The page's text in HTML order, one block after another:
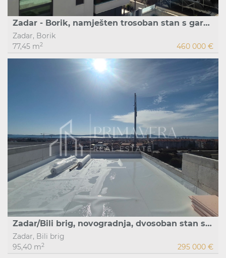
Zadar - Borik, namješten trosoban stan s garažom i pogledom na more
Zadar, Borik
77,45 m2 460 000 €
Zadar/Bili brig, novogradnja, dvosoban stan s krovnom terasom i pogledom na more, S9
Zadar, Bili brig
95,40 m2 295 000 €